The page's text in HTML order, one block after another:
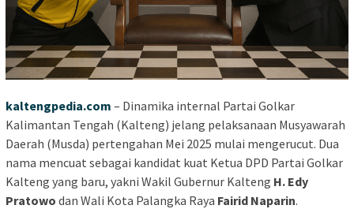
kaltengpedia.com – Dinamika internal Partai Golkar
Kalimantan Tengah (Kalteng) jelang pelaksanaan Musyawarah
Daerah (Musda) pertengahan Mei 2025 mulai mengerucut. Dua
nama mencuat sebagai kandidat kuat Ketua DPD Partai Golkar
Kalteng yang baru, yakni Wakil Gubernur Kalteng H. Edy
Pratowo dan Wali Kota Palangka Raya Fairid Naparin.